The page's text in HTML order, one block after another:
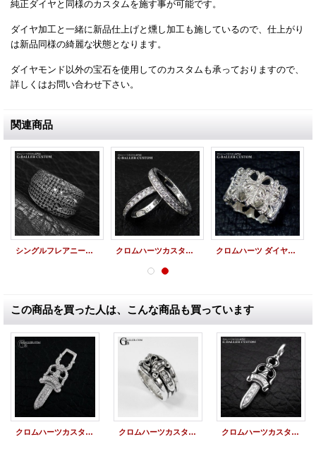
純正ダイヤと同様のカスタムを施す事が可能です。
ダイヤ加工と一緒に新品仕上げと燻し加工も施しているので、仕上がり
は新品同様の綺麗な状態となります。
ダイヤモンド以外の宝石を使用してのカスタムも承っておりますので、
詳しくはお問い合わせ下さい。
関連商品
シングルフレアニーリング ブラックダイヤ パヴェカスタム クロムハーツカスタム スペーサーリング 3mm パヴェダイヤ クロムハーツ ダイヤカスタム セメタリークロスリング 3クロス
この商品を買った人は、こんな商品も買っています
クロムハーツカスタム ダガー ペンダント パヴェダイヤ クロムハーツカスタム ダガーリング パヴェダイヤモンドカスタム クロムハーツカスタム ダブルダガーペンダント パヴェダイヤ